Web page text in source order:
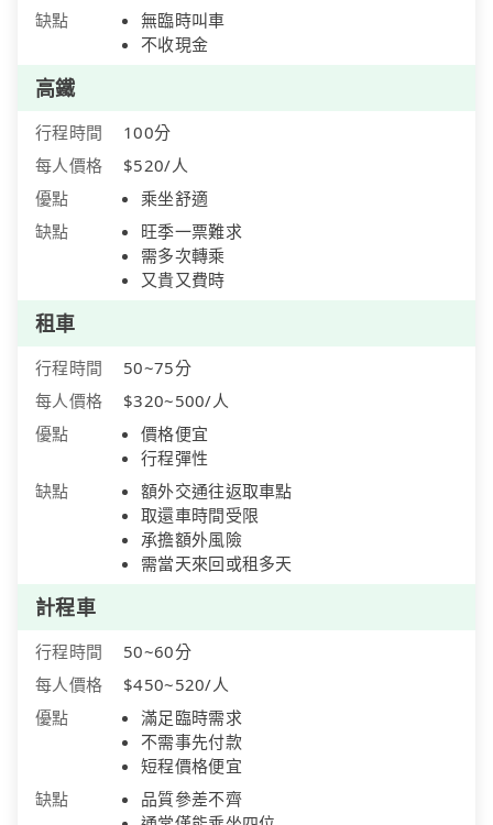
缺點
無臨時叫車
不收現金
高鐵
行程時間
100分
每人價格
$520/人
優點
乘坐舒適
缺點
旺季一票難求
需多次轉乘
又貴又費時
租車
行程時間
50~75分
每人價格
$320~500/人
優點
價格便宜
行程彈性
缺點
額外交通往返取車點
取還車時間受限
承擔額外風險
需當天來回或租多天
計程車
行程時間
50~60分
每人價格
$450~520/人
優點
滿足臨時需求
不需事先付款
短程價格便宜
缺點
品質參差不齊